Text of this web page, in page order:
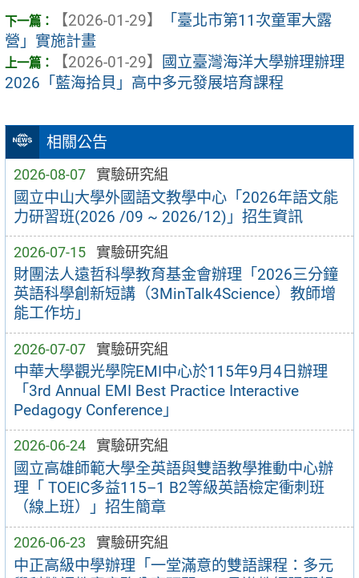
相關公告
2026-08-07 實驗研究組
國立中山大學外國語文教學中心「2026年語文能
力研習班(2026 /09 ~ 2026/12)」招生資訊
2026-07-15 實驗研究組
財團法人遠哲科學教育基金會辦理「2026三分鐘
英語科學創新短講（3MinTalk4Science）教師增
能工作坊」
2026-07-07 實驗研究組
中華大學觀光學院EMI中心於115年9月4日辦理
「3rd Annual EMI Best Practice Interactive
Pedagogy Conference」
2026-06-24 實驗研究組
國立高雄師範大學全英語與雙語教學推動中心辦
理「 TOEIC多益115–1 B2等級英語檢定衝刺班
（線上班）」招生簡章
2026-06-23 實驗研究組
中正高級中學辦理「一堂滿意的雙語課程：多元
【2026-01-29】
「臺北市第11次童軍大露
營」實施計畫
【2026-01-29】
國立臺灣海洋大學辦理辦理
2026「藍海拾貝」高中多元發展培育課程